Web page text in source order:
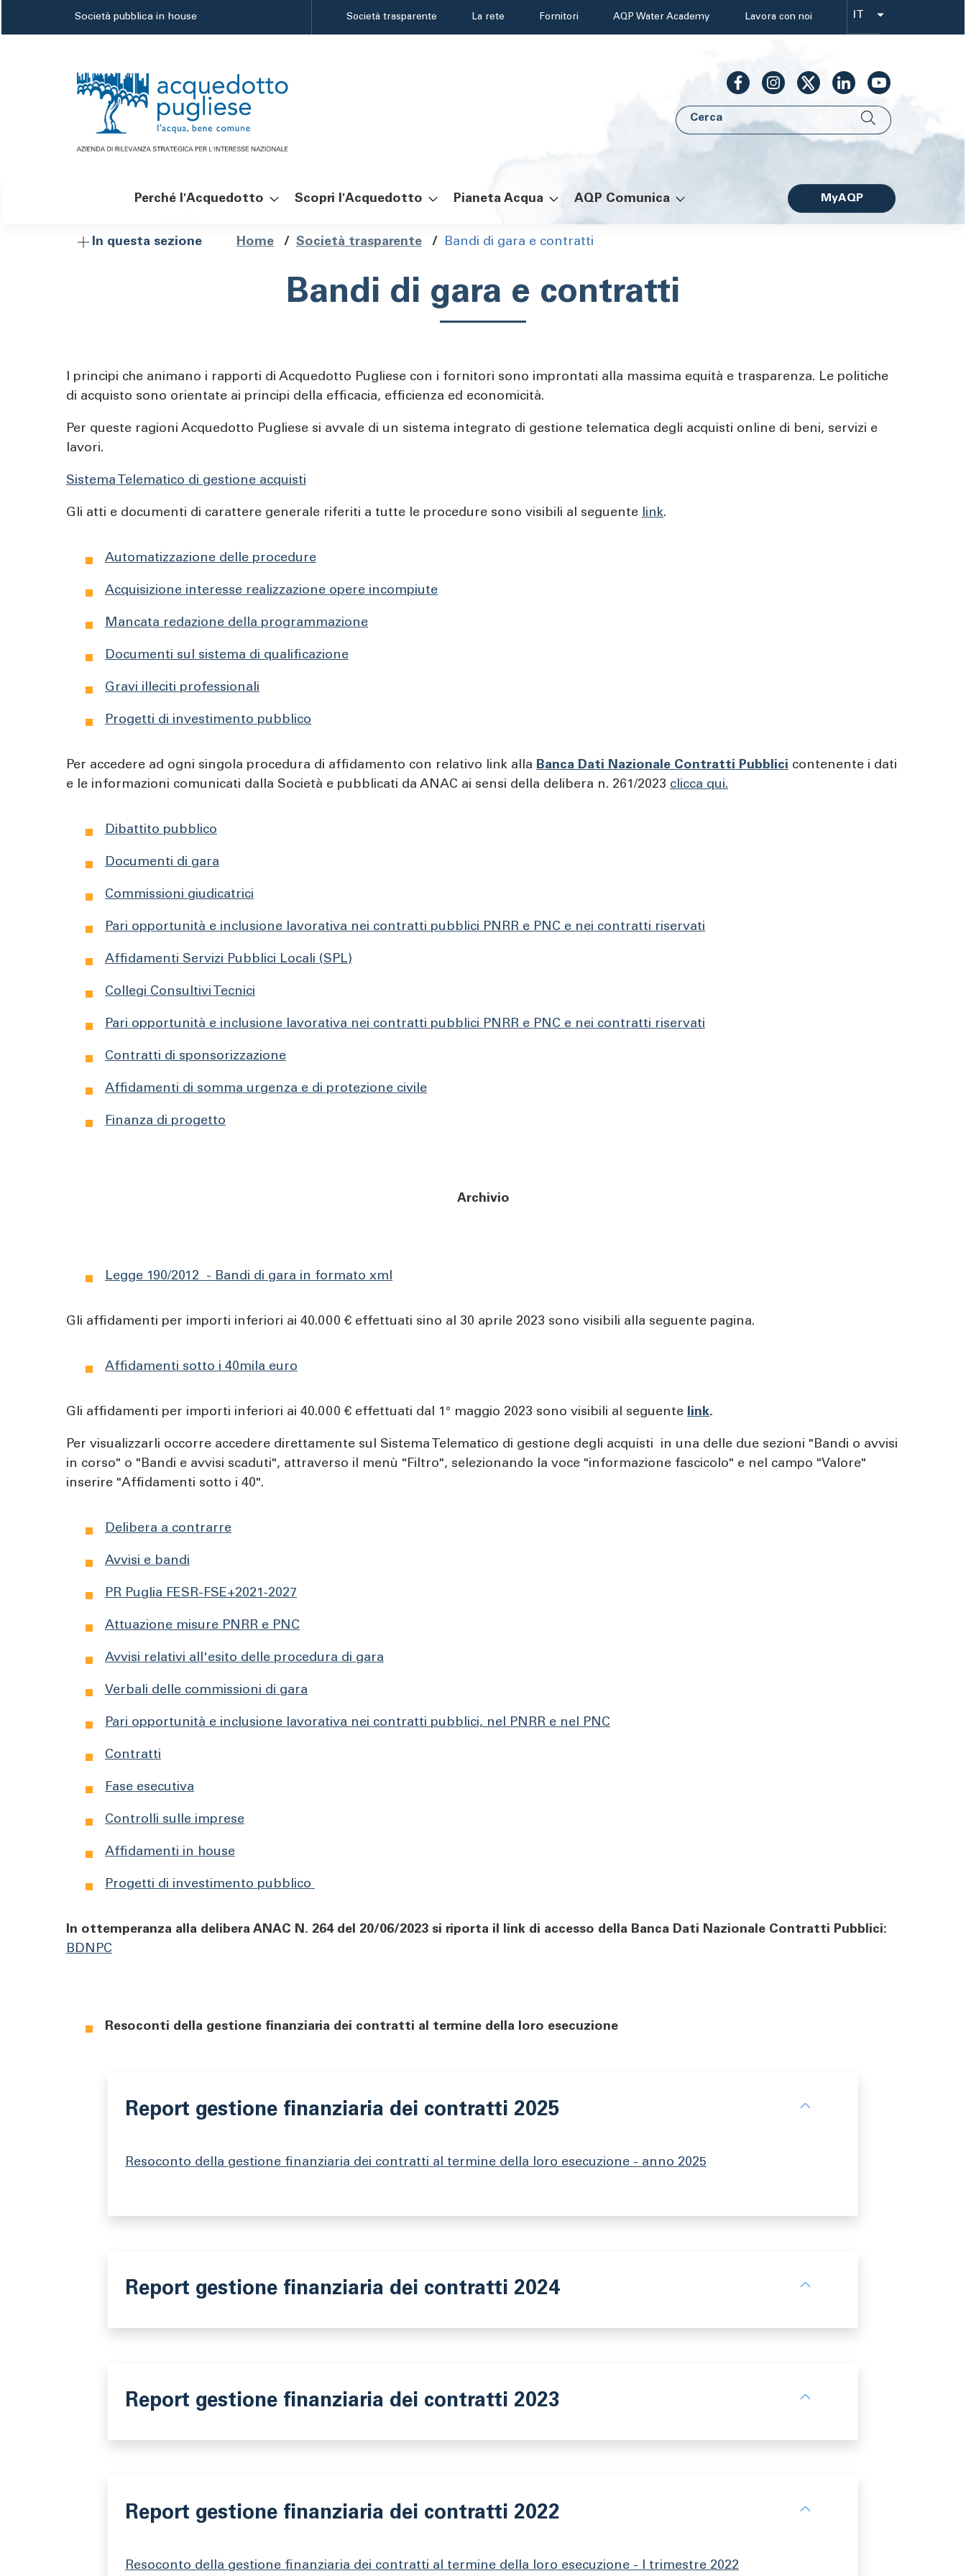
Società pubblica in house
Header
Società trasparente La rete Fornitori AQP Water Academy Lavora con noi
language
Cerca
Navigazione
Perché l'Acquedotto Scopri l'Acquedotto Pianeta Acqua AQP Comunica
AQPMyAQP
In questa sezione
Briciole
Home / Società trasparente / Bandi di gara e contratti
Bandi di gara e contratti
I principi che animano i rapporti di Acquedotto Pugliese con i fornitori sono improntati alla massima equità e trasparenza. Le politiche
di acquisto sono orientate ai principi della efficacia, efficienza ed economicità.
Per queste ragioni Acquedotto Pugliese si avvale di un sistema integrato di gestione telematica degli acquisti online di beni, servizi e
lavori.
Sistema Telematico di gestione acquisti
Gli atti e documenti di carattere generale riferiti a tutte le procedure sono visibili al seguente link.
Automatizzazione delle procedure
Acquisizione interesse realizzazione opere incompiute
Mancata redazione della programmazione
Documenti sul sistema di qualificazione
Gravi illeciti professionali
Progetti di investimento pubblico
Per accedere ad ogni singola procedura di affidamento con relativo link alla Banca Dati Nazionale Contratti Pubblici contenente i dati
e le informazioni comunicati dalla Società e pubblicati da ANAC ai sensi della delibera n. 261/2023 clicca qui.
Dibattito pubblico
Documenti di gara
Commissioni giudicatrici
Pari opportunità e inclusione lavorativa nei contratti pubblici PNRR e PNC e nei contratti riservati
Affidamenti Servizi Pubblici Locali (SPL)
Collegi Consultivi Tecnici
Pari opportunità e inclusione lavorativa nei contratti pubblici PNRR e PNC e nei contratti riservati
Contratti di sponsorizzazione
Affidamenti di somma urgenza e di protezione civile
Finanza di progetto
Archivio
Legge 190/2012 - Bandi di gara in formato xml
Gli affidamenti per importi inferiori ai 40.000 € effettuati sino al 30 aprile 2023 sono visibili alla seguente pagina.
Affidamenti sotto i 40mila euro
Gli affidamenti per importi inferiori ai 40.000 € effettuati dal 1° maggio 2023 sono visibili al seguente link.
Per visualizzarli occorre accedere direttamente sul Sistema Telematico di gestione degli acquisti in una delle due sezioni "Bandi o avvisi
in corso" o "Bandi e avvisi scaduti", attraverso il menù "Filtro", selezionando la voce "informazione fascicolo" e nel campo "Valore"
inserire "Affidamenti sotto i 40".
Delibera a contrarre
Avvisi e bandi
PR Puglia FESR-FSE+2021-2027
Attuazione misure PNRR e PNC
Avvisi relativi all'esito delle procedura di gara
Verbali delle commissioni di gara
Pari opportunità e inclusione lavorativa nei contratti pubblici, nel PNRR e nel PNC
Contratti
Fase esecutiva
Controlli sulle imprese
Affidamenti in house
Progetti di investimento pubblico
In ottemperanza alla delibera ANAC N. 264 del 20/06/2023 si riporta il link di accesso della Banca Dati Nazionale Contratti Pubblici:
BDNPC
Resoconti della gestione finanziaria dei contratti al termine della loro esecuzione
Report gestione finanziaria dei contratti 2025
Resoconto della gestione finanziaria dei contratti al termine della loro esecuzione - anno 2025
Report gestione finanziaria dei contratti 2024
Report gestione finanziaria dei contratti 2023
Report gestione finanziaria dei contratti 2022
Resoconto della gestione finanziaria dei contratti al termine della loro esecuzione - I trimestre 2022